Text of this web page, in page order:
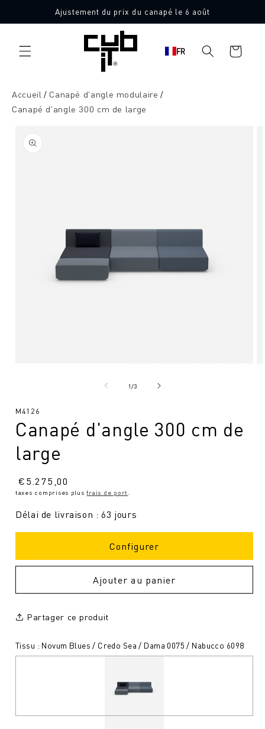
directement
au contenu
Ajustement du prix du canapé le 6 août
FR
Panier
d'achat
Accueil
Canapé d'angle modulaire
Canapé d'angle 300 cm de large
l'information
sur le
produit
modal
1/de
3
Fabriqué en Allemagne 🖤
SKU
:
M4126
Canapé d'angle 300 cm de
large
Prix
normal
€5.275,00
taxes comprises plusfrais de port
Délai de livraison : 63 jours
Configurer
Ajouter au panier
Partager ce produit
Tissu : Novum Blues / Credo Sea / Dama 0075 / Nabucco 6098